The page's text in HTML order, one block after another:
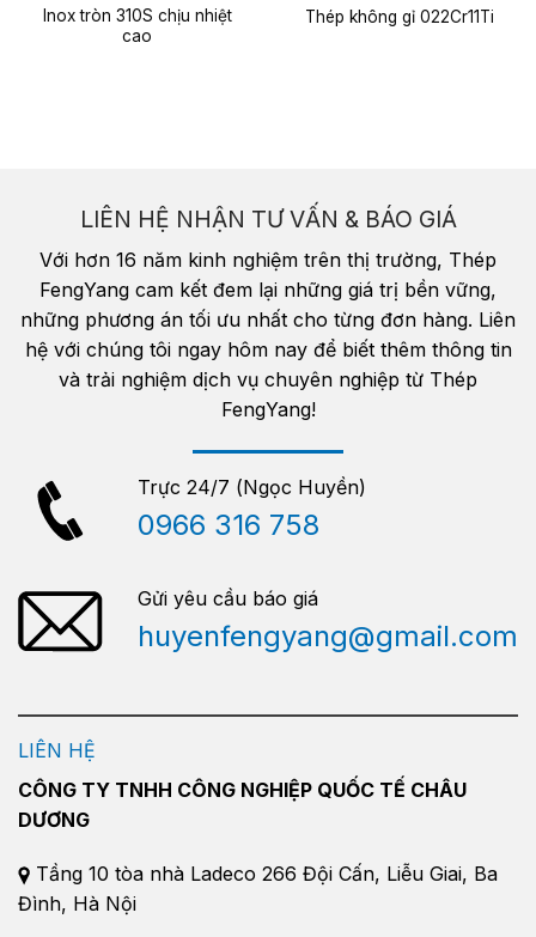
Inox tròn 310S chịu nhiệt
cao
Thép không gỉ 022Cr11Ti
LIÊN HỆ NHẬN TƯ VẤN & BÁO GIÁ
Với hơn 16 năm kinh nghiệm trên thị trường, Thép
FengYang cam kết đem lại những giá trị bền vững,
những phương án tối ưu nhất cho từng đơn hàng. Liên
hệ với chúng tôi ngay hôm nay để biết thêm thông tin
và trải nghiệm dịch vụ chuyên nghiệp từ Thép
FengYang!
Trực 24/7 (Ngọc Huyền)
0966 316 758
Gửi yêu cầu báo giá
huyenfengyang@gmail.com
LIÊN HỆ
CÔNG TY TNHH CÔNG NGHIỆP QUỐC TẾ CHÂU
DƯƠNG
Tầng 10 tòa nhà Ladeco 266 Đội Cấn, Liễu Giai, Ba
Đình, Hà Nội